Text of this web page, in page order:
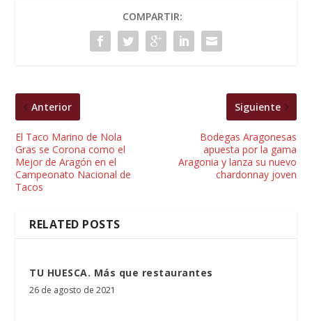
COMPARTIR:
Anterior
El Taco Marino de Nola
Gras se Corona como el
Mejor de Aragón en el
Campeonato Nacional de
Tacos
Siguiente
Bodegas Aragonesas
apuesta por la gama
Aragonia y lanza su nuevo
chardonnay joven
RELATED POSTS
TU HUESCA. Más que restaurantes
26 de agosto de 2021